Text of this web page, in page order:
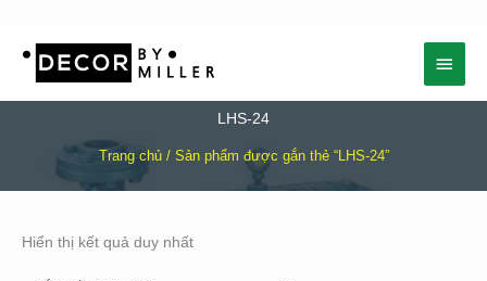
Menu
chính
LHS-24
Trang chủ/ Sản phẩm được gắn thẻ “LHS-24”
Hiển thị kết quả duy nhất